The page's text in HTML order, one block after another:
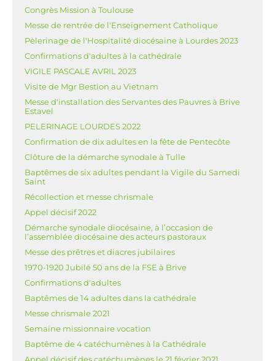
Congrès Mission à Toulouse
Messe de rentrée de l'Enseignement Catholique
Pèlerinage de l'Hospitalité diocésaine à Lourdes 2023
Confirmations d'adultes à la cathédrale
VIGILE PASCALE AVRIL 2023
Visite de Mgr Bestion au Vietnam
Messe d'installation des Servantes des Pauvres à Brive
Estavel
PELERINAGE LOURDES 2022
Confirmation de dix adultes en la fête de Pentecôte
Clôture de la démarche synodale à Tulle
Baptêmes de six adultes pendant la Vigile du Samedi
Saint
Récollection et messe chrismale
Appel décisif 2022
Démarche synodale diocésaine, à l’occasion de
l’assemblée diocésaine des acteurs pastoraux
Messe des prêtres et diacres jubilaires
1970-1920 Jubilé 50 ans de la FSE à Brive
Confirmations d'adultes
Baptêmes de 14 adultes dans la cathédrale
Messe chrismale 2021
Semaine missionnaire vocation
Baptême de 4 catéchumènes à la Cathédrale